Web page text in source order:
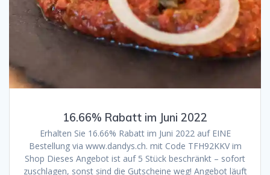
16.66% Rabatt im Juni 2022
Erhalten Sie 16.66% Rabatt im Juni 2022 auf EINE
Bestellung via www.dandys.ch. mit Code TFH92KKV im
Shop Dieses Angebot ist auf 5 Stück beschränkt – sofort
zuschlagen, sonst sind die Gutscheine weg! Angebot läuft